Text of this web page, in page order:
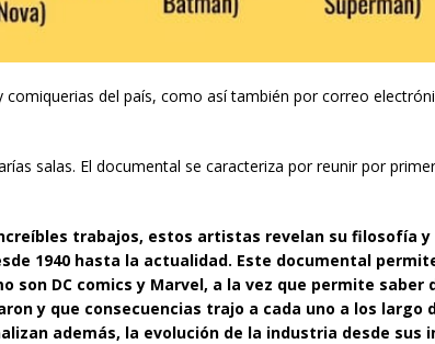
comiquerias del país, como así también por correo
salas. El documental se caracteriza por reunir por
trabajos, estos artistas revelan su filosofía
1940 hasta la actualidad. Este documental
son DC comics y Marvel, a la vez que permite
y que consecuencias trajo a cada uno a los largo
además, la evolución de la industria desde sus